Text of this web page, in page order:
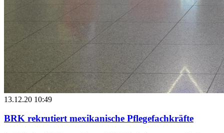
13.12.20 10:49
BRK rekrutiert mexikanische Pflegefachkräfte